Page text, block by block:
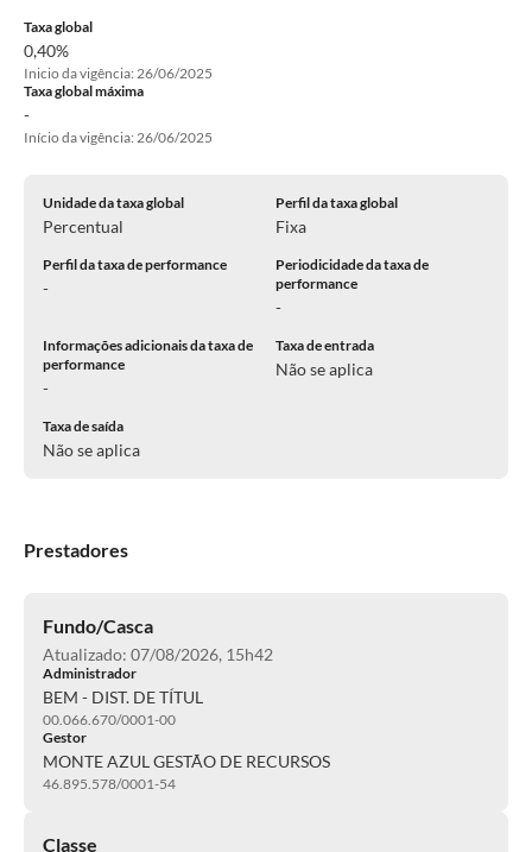
Taxa global
0,40%
Inicio da vigência: 26/06/2025
Taxa global máxima
-
Início da vigência: 26/06/2025
Unidade da taxa global
Percentual
Perfil da taxa global
Fixa
Perfil da taxa de performance
-
Periodicidade da taxa de
performance
-
Informações adicionais da taxa de
performance
-
Taxa de entrada
Não se aplica
Taxa de saída
Não se aplica
Prestadores
Fundo/Casca
Atualizado: 07/08/2026, 15h42
Administrador
BEM - DIST. DE TÍTUL
00.066.670/0001-00
Gestor
MONTE AZUL GESTÃO DE RECURSOS
46.895.578/0001-54
Classe